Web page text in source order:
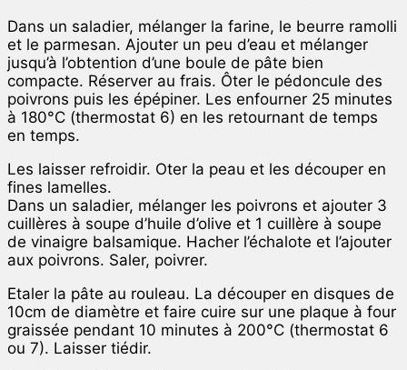
Dans un saladier, mélanger la farine, le beurre ramolli
et le parmesan. Ajouter un peu d’eau et mélanger
jusqu’à l’obtention d’une boule de pâte bien
compacte. Réserver au frais. Ôter le pédoncule des
poivrons puis les épépiner. Les enfourner 25 minutes
à 180°C (thermostat 6) en les retournant de temps
en temps.
Les laisser refroidir. Oter la peau et les découper en
fines lamelles.
Dans un saladier, mélanger les poivrons et ajouter 3
cuillères à soupe d’huile d’olive et 1 cuillère à soupe
de vinaigre balsamique. Hacher l’échalote et l’ajouter
aux poivrons. Saler, poivrer.
Etaler la pâte au rouleau. La découper en disques de
10cm de diamètre et faire cuire sur une plaque à four
graissée pendant 10 minutes à 200°C (thermostat 6
ou 7). Laisser tiédir.